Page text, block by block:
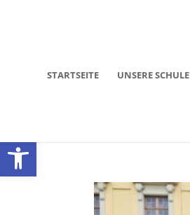
Werkzeugleiste öffnen
STARTSEITE UNSERE SCHULE